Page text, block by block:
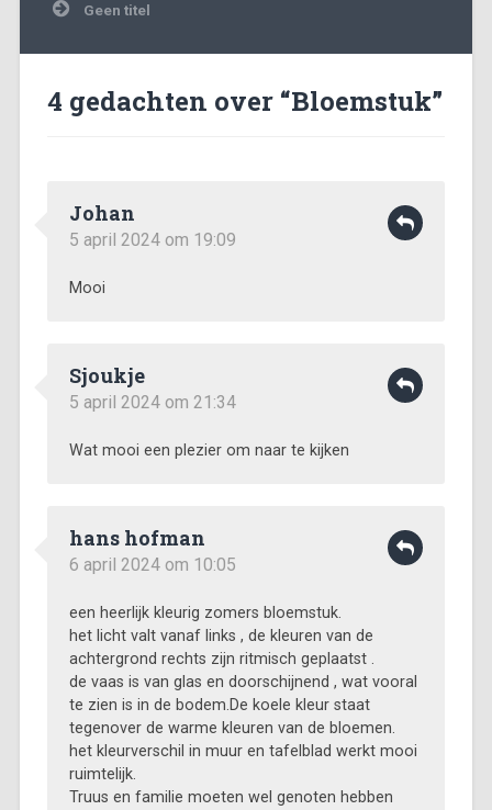
Geen titel
4 gedachten over “Bloemstuk”
Johan
5 april 2024 om 19:09
Mooi
Sjoukje
5 april 2024 om 21:34
Wat mooi een plezier om naar te kijken
hans hofman
6 april 2024 om 10:05
een heerlijk kleurig zomers bloemstuk.
het licht valt vanaf links , de kleuren van de
achtergrond rechts zijn ritmisch geplaatst .
de vaas is van glas en doorschijnend , wat vooral
te zien is in de bodem.De koele kleur staat
tegenover de warme kleuren van de bloemen.
het kleurverschil in muur en tafelblad werkt mooi
ruimtelijk.
Truus en familie moeten wel genoten hebben